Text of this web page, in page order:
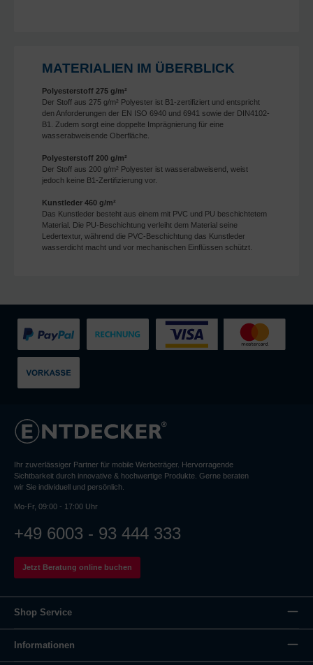
MATERIALIEN IM ÜBERBLICK
Polyesterstoff 275 g/m²
Der Stoff aus 275 g/m² Polyester ist B1-zertifiziert und entspricht
den Anforderungen der EN ISO 6940 und 6941 sowie der DIN4102-
B1. Zudem sorgt eine doppelte Imprägnierung für eine
wasserabweisende Oberfläche.
Polyesterstoff 200 g/m²
Der Stoff aus 200 g/m² Polyester ist wasserabweisend, weist
jedoch keine B1-Zertifizierung vor.
Kunstleder 460 g/m²
Das Kunstleder besteht aus einem mit PVC und PU beschichtetem
Material. Die PU-Beschichtung verleiht dem Material seine
Ledertextur, während die PVC-Beschichtung das Kunstleder
wasserdicht macht und vor mechanischen Einflüssen schützt.
Ihr zuverlässiger Partner für mobile Werbeträger. Hervorragende
Sichtbarkeit durch innovative & hochwertige Produkte. Gerne beraten
wir Sie individuell und persönlich.
Mo-Fr, 09:00 - 17:00 Uhr
+49 6003 - 93 444 333
Jetzt Beratung online buchen
Shop Service
Informationen